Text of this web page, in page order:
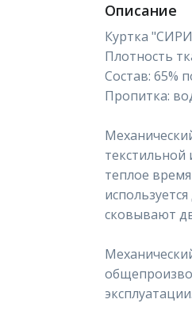
Описание
Куртка
Плотность
Состав: 65%
Пропитка:
теплое
сковывают
эксплуатации.